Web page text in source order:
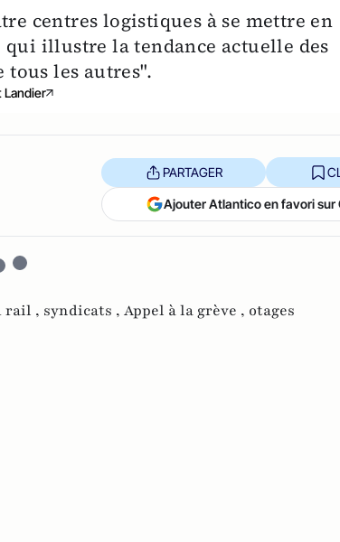
centres logistiques à se mettre en
illustre la tendance actuelle des
tous les autres".
Landier
PARTAGER
Ajouter Atlantico en favori sur
rail , syndicats , Appel à la grève , otages